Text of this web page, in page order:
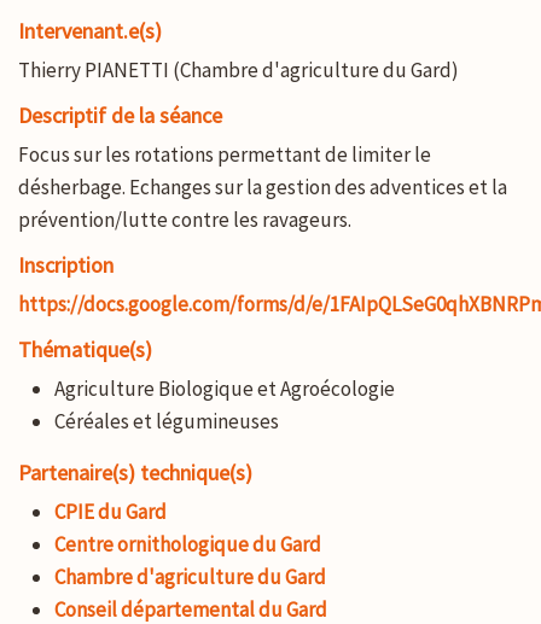
Intervenant.e(s)
Thierry PIANETTI (Chambre d'agriculture du Gard)
Descriptif de la séance
Focus sur les rotations permettant de limiter le
désherbage. Echanges sur la gestion des adventices et la
prévention/lutte contre les ravageurs.
Inscription
https://docs.google.com/forms/d/e/
Thématique(s)
Agriculture Biologique et Agroécologie
Céréales et légumineuses
Partenaire(s) technique(s)
CPIE du Gard
Centre ornithologique du Gard
Chambre d'agriculture du Gard
Conseil départemental du Gard